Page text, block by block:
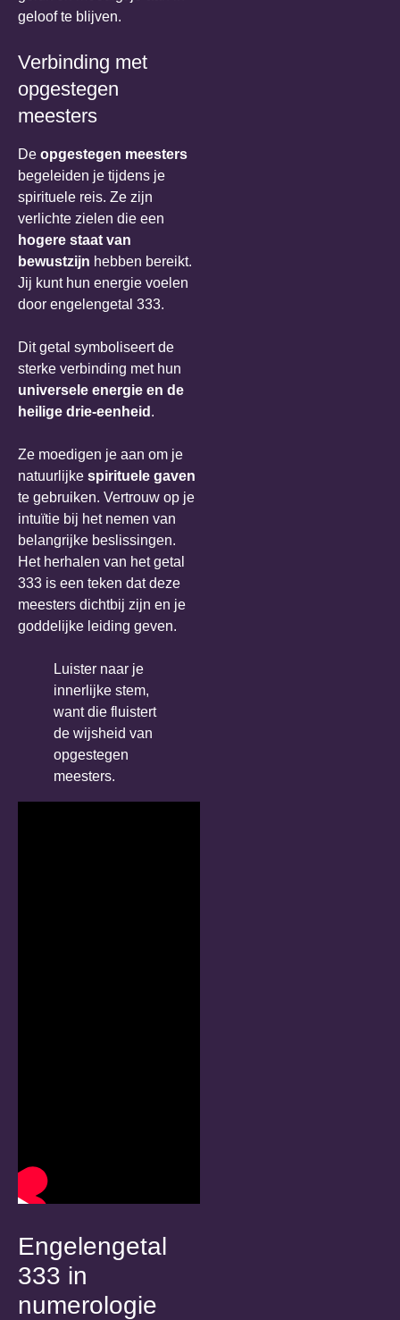
geloof te blijven.
Verbinding met
opgestegen
meesters
De opgestegen meesters
begeleiden je tijdens je
spirituele reis. Ze zijn
verlichte zielen die een
hogere staat van
bewustzijn hebben bereikt.
Jij kunt hun energie voelen
door engelengetal 333.
Dit getal symboliseert de
sterke verbinding met hun
universele energie en de
heilige drie-eenheid .
Ze moedigen je aan om je
natuurlijke spirituele gaven
te gebruiken. Vertrouw op je
intuïtie bij het nemen van
belangrijke beslissingen.
Het herhalen van het getal
333 is een teken dat deze
meesters dichtbij zijn en je
goddelijke leiding geven.
Luister naar je
innerlijke stem,
want die fluistert
de wijsheid van
opgestegen
meesters.
Engelengetal
333 in
numerologie